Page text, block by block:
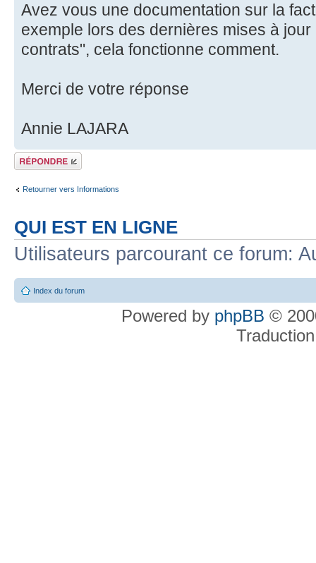
Avez vous une documentation sur la
exemple lors des dernières mises à
contrats", cela fonctionne comment.
Merci de votre réponse
Annie LAJARA
Répondre
Retourner vers Informations
QUI EST EN LIGNE
Utilisateurs parcourant ce forum:
Index du forum
Powered by phpBB ©